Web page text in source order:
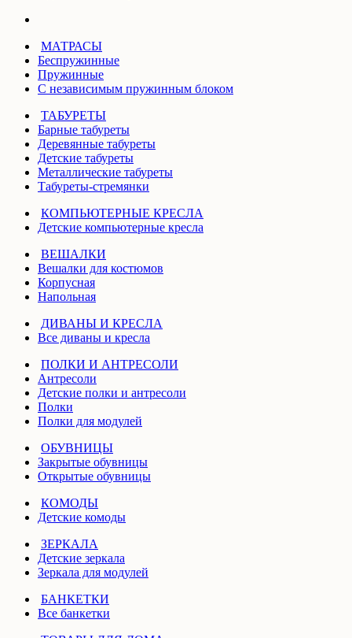
МАТРАСЫ
Беспружинные
Пружинные
С независимым пружинным блоком
ТАБУРЕТЫ
Барные табуреты
Деревянные табуреты
Детские табуреты
Металлические табуреты
Табуреты-стремянки
КОМПЬЮТЕРНЫЕ КРЕСЛА
Детские компьютерные кресла
ВЕШАЛКИ
Вешалки для костюмов
Корпусная
Напольная
ДИВАНЫ И КРЕСЛА
Все диваны и кресла
ПОЛКИ И АНТРЕСОЛИ
Антресоли
Детские полки и антресоли
Полки
Полки для модулей
ОБУВНИЦЫ
Закрытые обувницы
Открытые обувницы
КОМОДЫ
Детские комоды
ЗЕРКАЛА
Детские зеркала
Зеркала для модулей
БАНКЕТКИ
Все банкетки